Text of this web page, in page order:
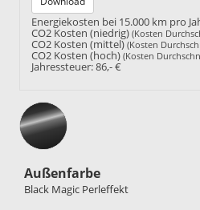
Energiekosten bei 15.000 km pro
CO2 Kosten (niedrig) (Kosten
CO2 Kosten (mittel) (Kosten
CO2 Kosten (hoch) (Kosten
Jahressteuer:86,- €
Außenfarbe
Black Magic Perleffekt